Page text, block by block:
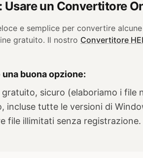
Usare un Convertitore
e semplice per convertire
gratuito. Il nostro Convertitore
una buona opzione:
gratuito, sicuro (elaboriamo i file
incluse tutte le versioni di
file illimitati senza registrazione.